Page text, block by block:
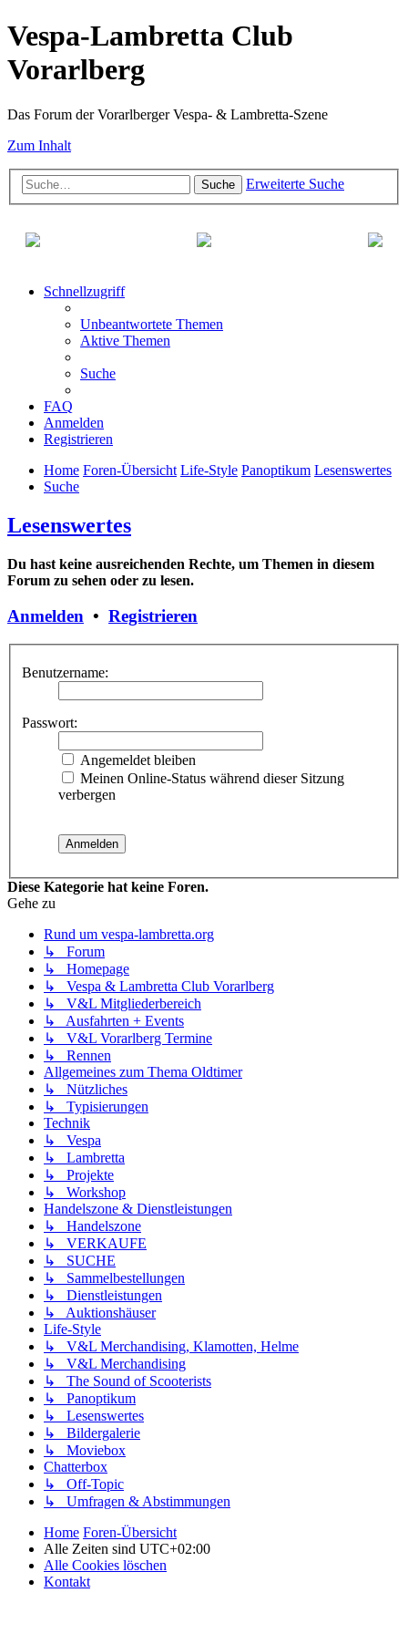
Vespa-Lambretta Club
Vorarlberg
Das Forum der Vorarlberger Vespa- & Lambretta-Szene
Zum Inhalt
Suche Erweiterte Suche
Schnellzugriff
Unbeantwortete Themen
Aktive Themen
Suche
FAQ
Anmelden
Registrieren
Home Foren-Übersicht Life-Style Panoptikum Lesenswertes
Suche
Lesenswertes
Du hast keine ausreichenden Rechte, um Themen in diesem
Forum zu sehen oder zu lesen.
Anmelden • Registrieren
Benutzername:
Passwort:
Angemeldet bleiben
Meinen Online-Status während dieser Sitzung
verbergen
Diese Kategorie hat keine Foren.
Gehe zu
Rund um vespa-lambretta.org
↳ Forum
↳ Homepage
↳ Vespa & Lambretta Club Vorarlberg
↳ V&L Mitgliederbereich
↳ Ausfahrten + Events
↳ V&L Vorarlberg Termine
↳ Rennen
Allgemeines zum Thema Oldtimer
↳ Nützliches
↳ Typisierungen
Technik
↳ Vespa
↳ Lambretta
↳ Projekte
↳ Workshop
Handelszone & Dienstleistungen
↳ Handelszone
↳ VERKAUFE
↳ SUCHE
↳ Sammelbestellungen
↳ Dienstleistungen
↳ Auktionshäuser
Life-Style
↳ V&L Merchandising, Klamotten, Helme
↳ V&L Merchandising
↳ The Sound of Scooterists
↳ Panoptikum
↳ Lesenswertes
↳ Bildergalerie
↳ Moviebox
Chatterbox
↳ Off-Topic
↳ Umfragen & Abstimmungen
Home Foren-Übersicht
Alle Zeiten sind UTC+02:00
Alle Cookies löschen
Kontakt